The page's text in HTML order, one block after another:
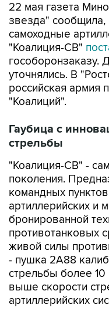
22 мая газета
звезда"
самоходные
"Коалиция-СВ"
гособоронзаказу.
уточнялись. В
российская армия
"Коалиций".
Гаубица с
стрельбы
"Коалиция-СВ" -
поколения.
командных
артиллерийских и
бронированной
противотанковых
живой силы
- пушка 2А88
стрельбы более 10
выше скорости
артиллерийских